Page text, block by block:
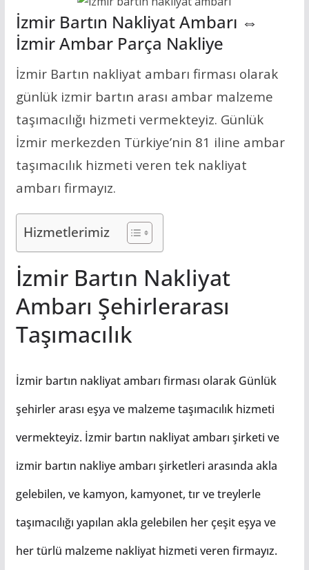
İzmir Bartın Nakliyat Ambarı ⇔
İzmir Ambar Parça Nakliye
İzmir Bartın nakliyat ambarı firması olarak
günlük izmir bartın arası ambar malzeme
taşımacılığı hizmeti vermekteyiz. Günlük
İzmir merkezden Türkiye’nin 81 iline ambar
taşımacılık hizmeti veren tek nakliyat
ambarı firmayız.
Hizmetlerimiz
İzmir Bartın Nakliyat
Ambarı Şehirlerarası
Taşımacılık
İzmir bartın nakliyat ambarı firması olarak Günlük
şehirler arası eşya ve malzeme taşımacılık hizmeti
vermekteyiz. İzmir bartın nakliyat ambarı şirketi ve
izmir bartın nakliye ambarı şirketleri arasında akla
gelebilen, ve kamyon, kamyonet, tır ve treylerle
taşımacılığı yapılan akla gelebilen her çeşit eşya ve
her türlü malzeme nakliyat hizmeti veren firmayız.